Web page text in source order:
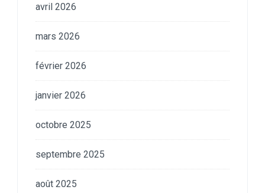
avril 2026
mars 2026
février 2026
janvier 2026
octobre 2025
septembre 2025
août 2025